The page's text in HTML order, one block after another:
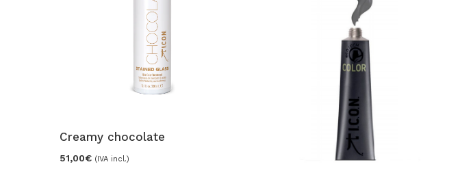
Creamy chocolate
51,00€ (IVA incl.)